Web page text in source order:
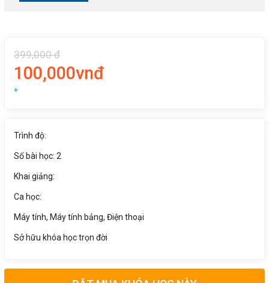
399,000 đ
100,000vnđ
*
Trình độ:
Số bài học: 2
Khai giảng:
Ca học:
Máy tính, Máy tính bảng, Điện thoại
Sở hữu khóa học trọn đời